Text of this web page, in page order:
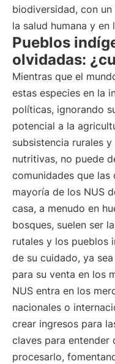
biodiversidad, con
la salud humana y en
Pueblos
olvidadas:
Mientras que el
estas especies en la
políticas, ignorando
potencial a la
subsistencia rurales
nutritivas, no puede
comunidades que
mayoría de los NUS
casa, a menudo en
bosques, suelen ser
rutales y los pueblos
de su cuidado, ya
para su venta en los
NUS entra en los
nacionales o
crear ingresos para
claves para
procesarlo,